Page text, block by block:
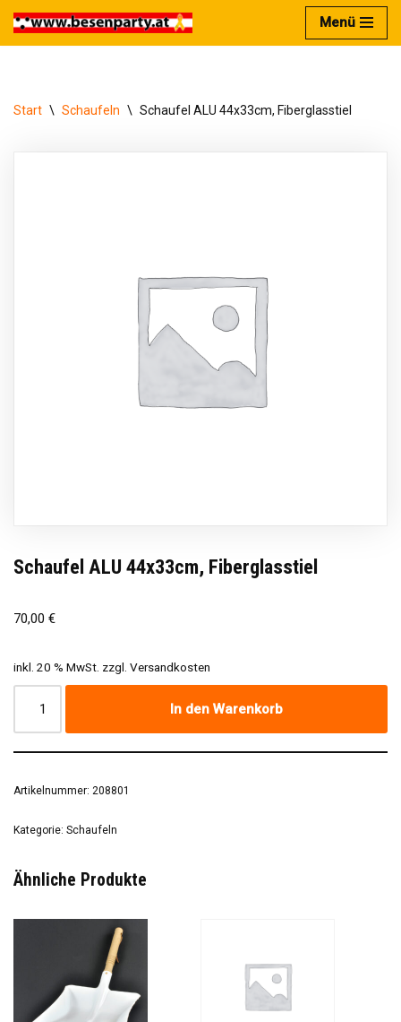
Zum
Menü
Start \ Schaufeln \ Schaufel ALU 44x33cm, Fiberglasstiel
Schaufel ALU 44x33cm, Fiberglasstiel
70,00 €
inkl. 20 % MwSt. zzgl. Versandkosten
In den Warenkorb
Artikelnummer: 208801
Kategorie: Schaufeln
Ähnliche Produkte